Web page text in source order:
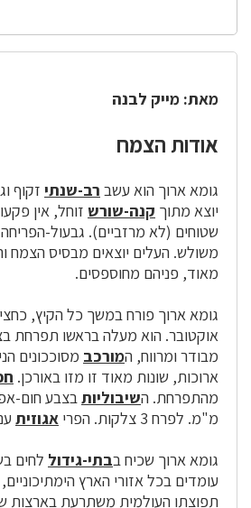
מאת: מייק לבנה
אודות הצמח
גומא ארוך הוא עשב רב-שנתי זקוף
יוצא מתוך קנה-שורש זוחל, אין
שטוחים (לא מרזביים). גבעול-
משולש. העלים יוצאים מבסיס הצמח
מאוד, פניהם מחוספסים.
גומא ארוך פורח במשך כל הקיץ,
אוקטובר. הוא מעלה בראשו תפרחת
מבודר ומרווח, המורכב מסוככונים
ארוכות, שונות מאוד זו מזו באורכן.
מהתפרחת. השיבוליות
מ"מ. לפרח 3 צלקות. הפרי
אגוזית עם 3
גומא ארוך שכיח בבתי-גידול לחים
עומדים בכל אזורי הארץ
תפוצתו העולמית משתרעת בארצות